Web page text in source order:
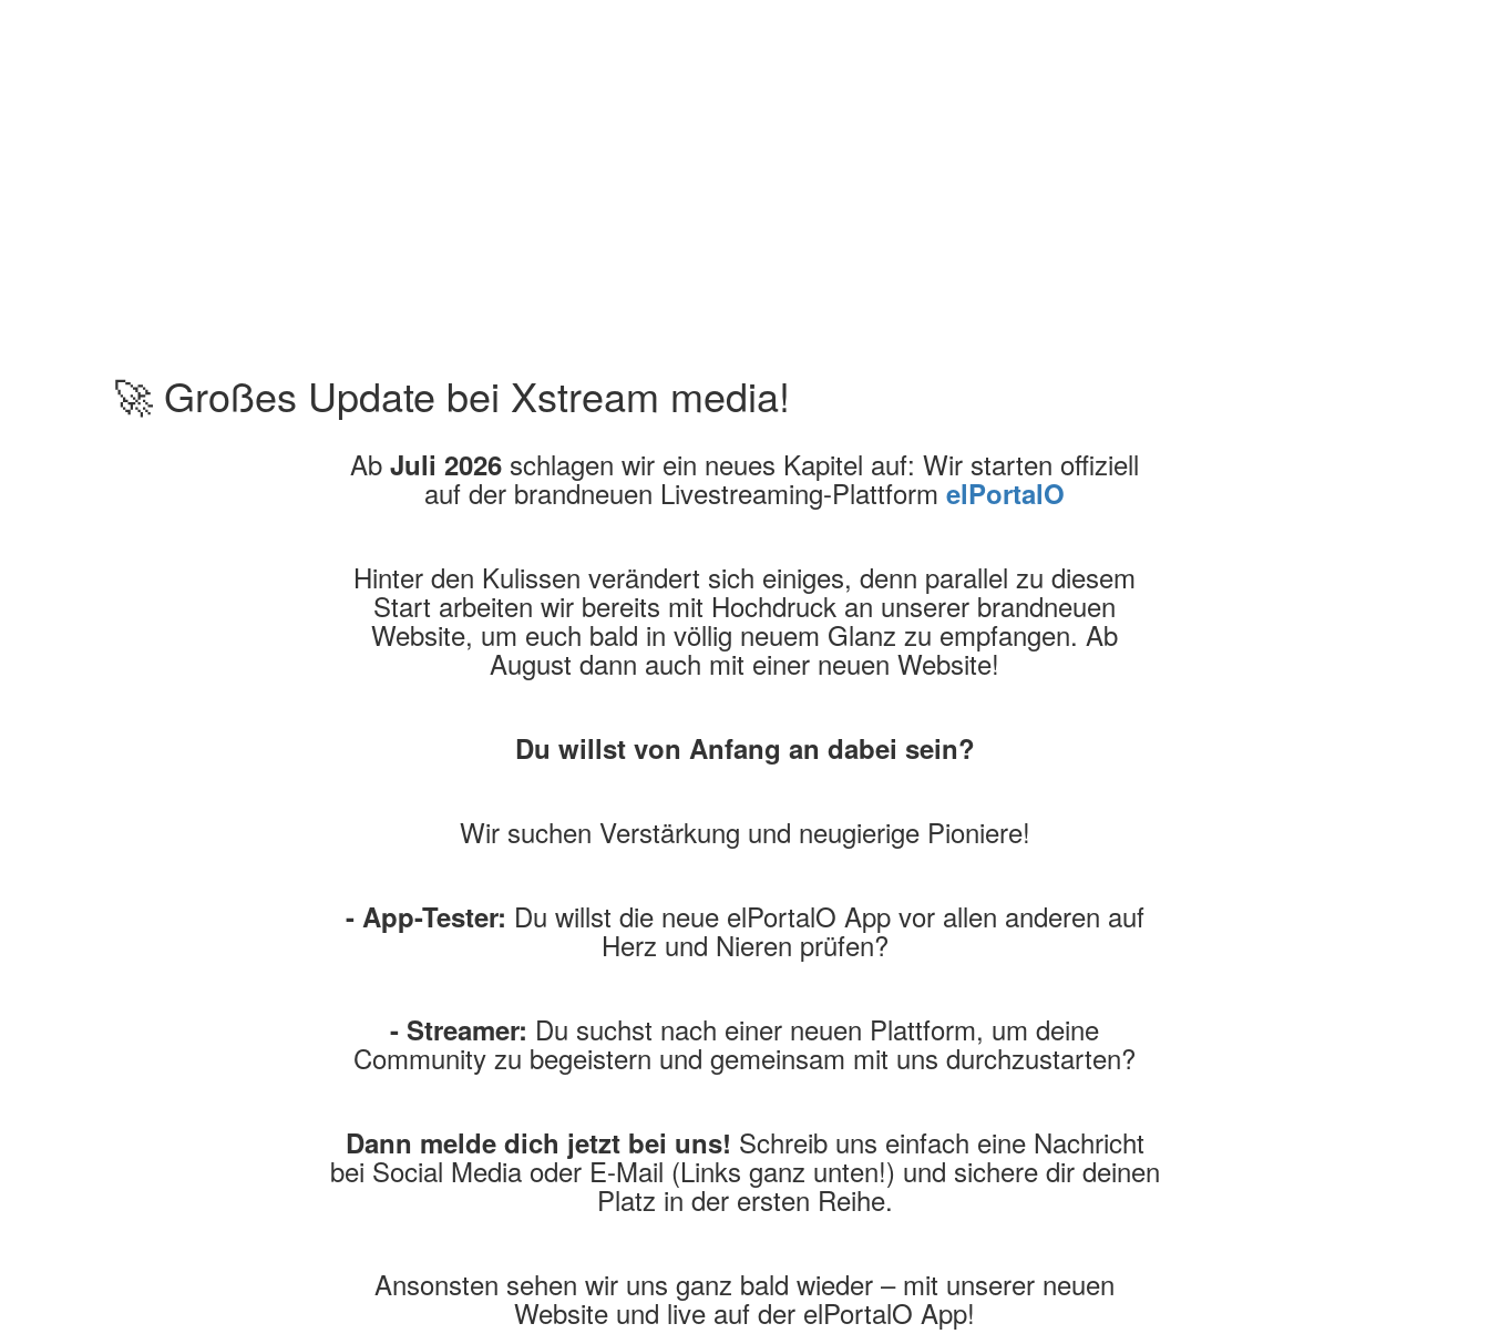
🚀 Großes Update bei Xstream media!
Ab Juli 2026 schlagen wir ein neues Kapitel auf: Wir starten offiziell
auf der brandneuen Livestreaming-Plattform elPortalO
Hinter den Kulissen verändert sich einiges, denn parallel zu diesem
Start arbeiten wir bereits mit Hochdruck an unserer brandneuen
Website, um euch bald in völlig neuem Glanz zu empfangen. Ab
August dann auch mit einer neuen Website!
Du willst von Anfang an dabei sein?
Wir suchen Verstärkung und neugierige Pioniere!
- App-Tester: Du willst die neue elPortalO App vor allen anderen auf
Herz und Nieren prüfen?
- Streamer: Du suchst nach einer neuen Plattform, um deine
Community zu begeistern und gemeinsam mit uns durchzustarten?
Dann melde dich jetzt bei uns! Schreib uns einfach eine Nachricht
bei Social Media oder E-Mail (Links ganz unten!) und sichere dir deinen
Platz in der ersten Reihe.
Ansonsten sehen wir uns ganz bald wieder – mit unserer neuen
Website und live auf der elPortalO App!